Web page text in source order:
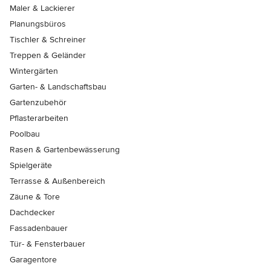
Maler & Lackierer
Planungsbüros
Tischler & Schreiner
Treppen & Geländer
Wintergärten
Garten- & Landschaftsbau
Gartenzubehör
Pflasterarbeiten
Poolbau
Rasen & Gartenbewässerung
Spielgeräte
Terrasse & Außenbereich
Zäune & Tore
Dachdecker
Fassadenbauer
Tür- & Fensterbauer
Garagentore